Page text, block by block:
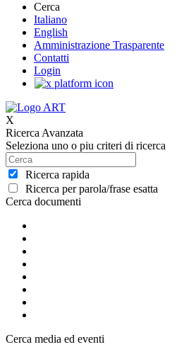
Cerca
Italiano
English
Amministrazione Trasparente
Contatti
Login
X
Ricerca Avanzata
Seleziona uno o piu criteri di ricerca
Ricerca rapida
Ricerca per parola/frase esatta
Cerca documenti
Cerca media ed eventi